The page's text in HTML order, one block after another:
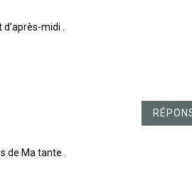
midi .
de Ma tante .